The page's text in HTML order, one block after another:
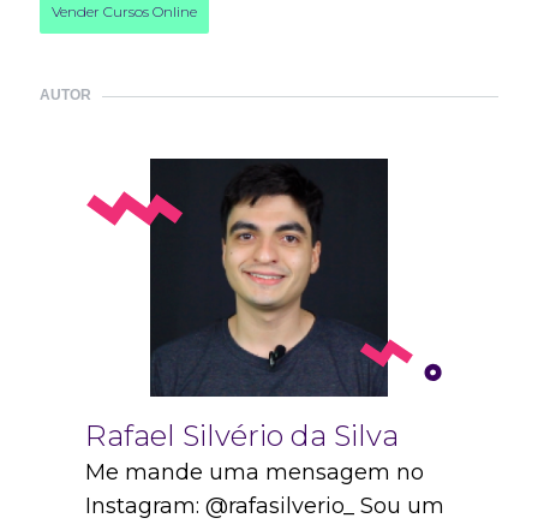
Vender Cursos Online
AUTOR
Rafael Silvério da Silva
Me mande uma mensagem no
Instagram: @rafasilverio_ Sou um